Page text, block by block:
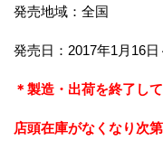
発売地域：全国
発売日：2017年1月16日
＊製造・出荷を終了し
店頭在庫がなくなり次